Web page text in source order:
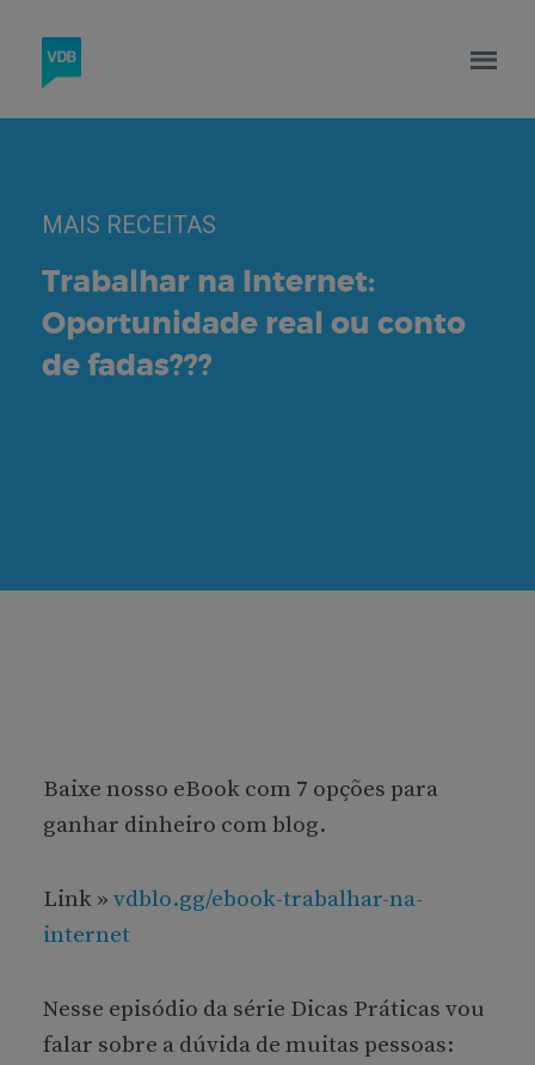
MAIS RECEITAS
Trabalhar na Internet:
Oportunidade real ou conto
de fadas???
Baixe nosso eBook com 7 opções para
ganhar dinheiro com blog.
Link » vdblo.gg/ebook-trabalhar-na-
internet
Nesse episódio da série Dicas Práticas vou
falar sobre a dúvida de muitas pessoas: